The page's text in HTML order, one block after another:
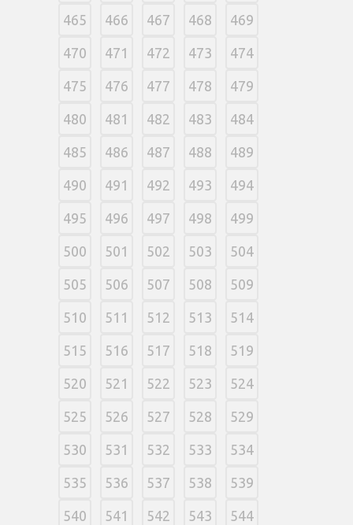
465 466 467 468 469
470 471 472 473 474
475 476 477 478 479
480 481 482 483 484
485 486 487 488 489
490 491 492 493 494
495 496 497 498 499
500 501 502 503 504
505 506 507 508 509
510 511 512 513 514
515 516 517 518 519
520 521 522 523 524
525 526 527 528 529
530 531 532 533 534
535 536 537 538 539
540 541 542 543 544